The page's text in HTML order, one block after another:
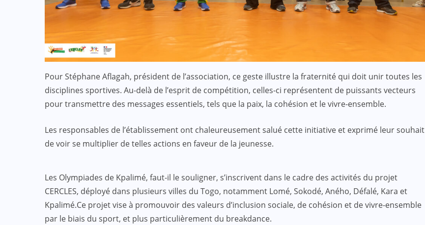
Pour Stéphane Aflagah, président de l’association, ce geste illustre la fraternité qui doit unir toutes les
disciplines sportives. Au-delà de l’esprit de compétition, celles-ci représentent de puissants vecteurs
pour transmettre des messages essentiels, tels que la paix, la cohésion et le vivre-ensemble.
Les responsables de l’établissement ont chaleureusement salué cette initiative et exprimé leur souhait
de voir se multiplier de telles actions en faveur de la jeunesse.
Les Olympiades de Kpalimé, faut-il le souligner, s’inscrivent dans le cadre des activités du projet
CERCLES, déployé dans plusieurs villes du Togo, notamment Lomé, Sokodé, Aného, Défalé, Kara et
Kpalimé.Ce projet vise à promouvoir des valeurs d’inclusion sociale, de cohésion et de vivre-ensemble
par le biais du sport, et plus particulièrement du breakdance.